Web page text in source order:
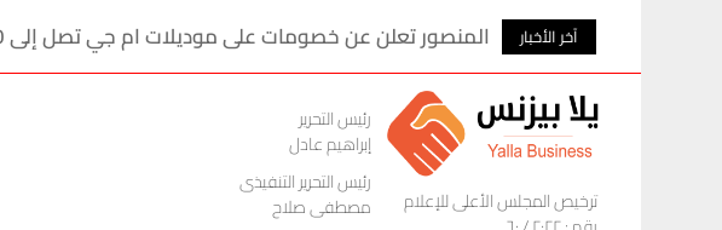
آخر الأخبار المنصور تعلن عن خصومات على موديلات ام جي تصل إلى 100 ألف جنيه
ترخيص المجلس الأعلى للإعلام
رئيس التحرير
إبراهيم عادل
رئيس التحرير التنفيذى
مصطفى صلاح